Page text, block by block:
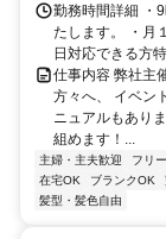
勤務時間詳細 ・
たします。 ・月
日対応できる方
仕事内容 弊社主
方々へ、 イベン
ニュアルもあり
組めます！...
主婦・主夫歓迎 フリ
在宅OK
ブランクOK
髪型・髪色自由